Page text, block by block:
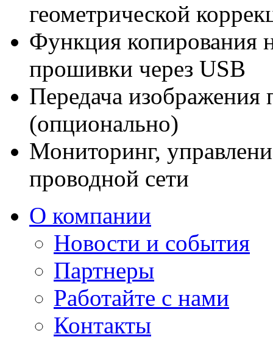
геометрической
Функция копирования
прошивки через USB
Передача
(опционально)
Мониторинг,
проводной сети
О компании
Новости и события
Партнеры
Работайте с нами
Контакты